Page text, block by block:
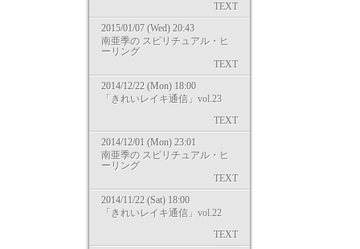
TEXT
2015/01/07 (Wed) 20:43
南亜季の スピリチュアル・ヒ
ーリング
TEXT
2014/12/22 (Mon) 18:00
「きれいレイキ通信」vol.23
TEXT
2014/12/01 (Mon) 23:01
南亜季の スピリチュアル・ヒ
ーリング
TEXT
2014/11/22 (Sat) 18:00
「きれいレイキ通信」vol.22
TEXT